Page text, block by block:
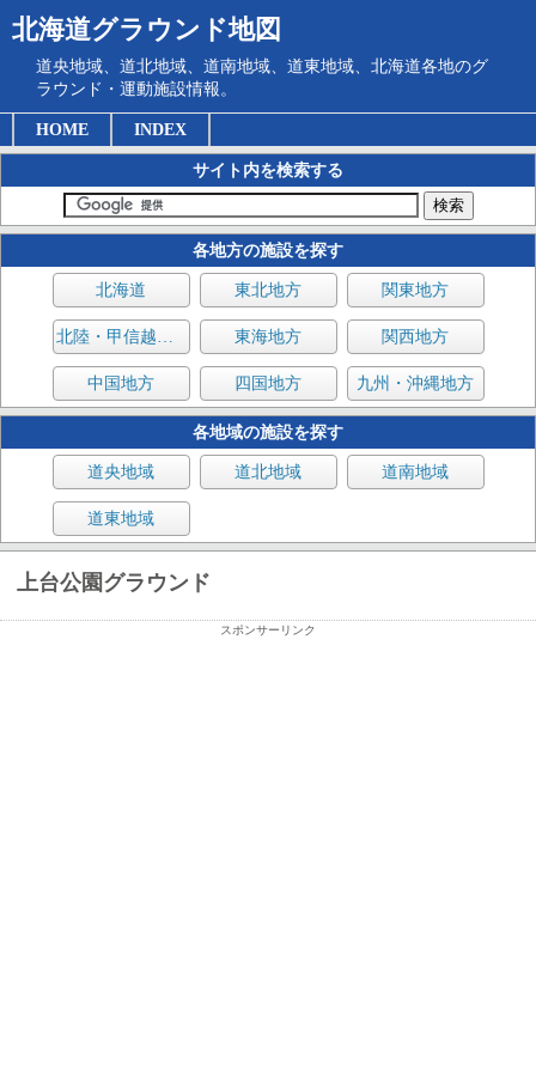
北海道グラウンド地図
道央地域、道北地域、道南地域、道東地域、北海道各地のグ
ラウンド・運動施設情報。
HOME INDEX
サイト内を検索する
各地方の施設を探す
北海道 東北地方 関東地方
北陸・甲信越地方 東海地方 関西地方
中国地方 四国地方 九州・沖縄地方
各地域の施設を探す
道央地域 道北地域 道南地域
道東地域
上台公園グラウンド
スポンサーリンク